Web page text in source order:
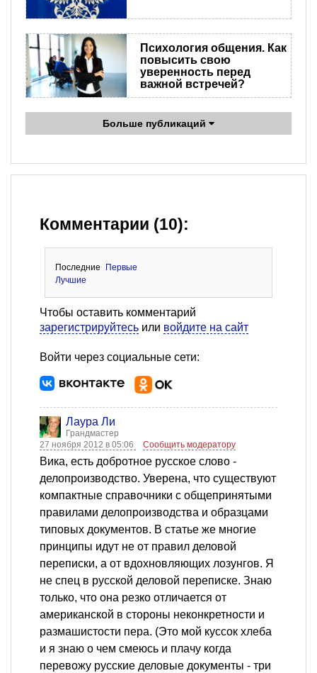
Психология общения. Как
повысить свою
уверенность перед
важной встречей?
Больше публикаций
Комментарии (10):
Последние
Первые
Лучшие
Чтобы оставить комментарий
зарегистрируйтесь или войдите на сайт
Войти через социальные сети:
Лаура Ли
Грандмастер
27 ноября 2012 в 05:06
Сообщить модератору
Вика, есть добротное русское слово -
делопроизводство. Уверена, что существуют
компактные справочники с общепринятыми
правилами делопроизводства и образцами
типовых документов. В статье же многие
принципы идут не от правил деловой
переписки, а от вдохновляющих лозунгов. Я
не спец в русской деловой переписке. Знаю
только, что она резко отличается от
американской в стороны неконкретности и
размашистости пера. (Это мой куссок хлеба
и я знаю о чем смеюсь и плачу когда
перевожу русские деловые документы - три